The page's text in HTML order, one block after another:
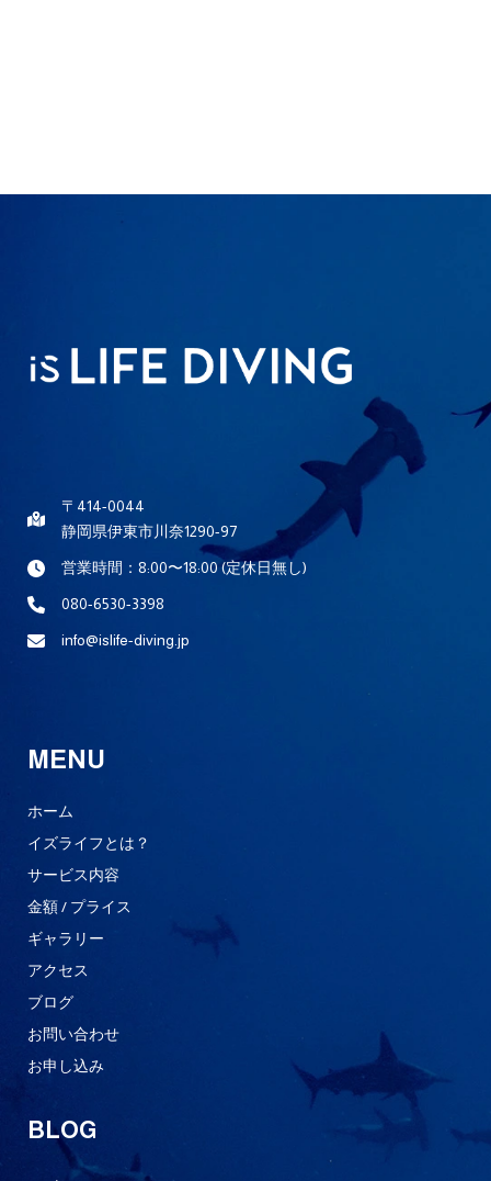
〒414-0044
静岡県伊東市川奈1290-97
営業時間：8:00〜18:00 (定休日無し)
080-6530-3398
info@islife-diving.jp
MENU
ホーム
イズライフとは？
サービス内容
金額 / プライス
ギャラリー
アクセス
ブログ
お問い合わせ
お申し込み
BLOG